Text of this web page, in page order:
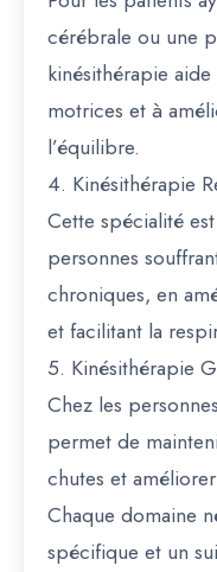
cérébrale ou une
kinésithérapie
motrices et à
l’équilibre.
4. Kinésithérapie
Cette spécialité
personnes
chroniques, en
et facilitant la
5. Kinésithérapie
Chez les
permet de
chutes et
Chaque domaine
spécifique et un